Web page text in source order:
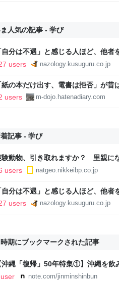
人気の記事 - 学び
自分は不遇」と感じる人ほど、他
users
nazology.kusuguru.co.jp
紙の本だけ出す、電書は拒否」が
差別者』となる…のだろうか？ -
PLACE-
users m-dojo.hatenadiary.com
記事 - 学び
験動物、引き取れますか？ 里親に
users
natgeo.nikkeibp.co.jp
自分は不遇」と感じる人ほど、他
users
nazology.kusuguru.co.jp
時期にブックマークされた記事
沖縄「復帰」50年特集①】沖縄を
note.com/jinminshinbun